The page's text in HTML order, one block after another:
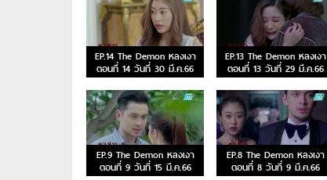
EP.14 The Demon หลงเงา
ตอนที่ 14 วันที่ 30 มี.ค.66
EP.13 The Demon หลงเงา
ตอนที่ 13 วันที่ 29 มี.ค.66
EP.9 The Demon หลงเงา
ตอนที่ 9 วันที่ 15 มี.ค.66
EP.8 The Demon หลงเงา
ตอนที่ 8 วันที่ 9 มี.ค.66